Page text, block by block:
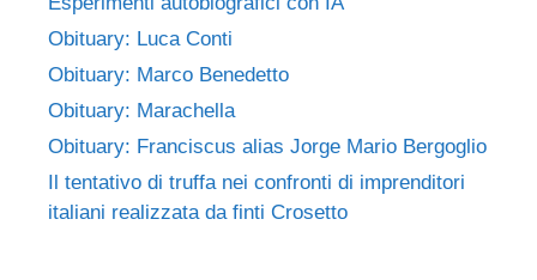
Obituary: Luca Conti
Obituary: Marco Benedetto
Obituary: Marachella
Obituary: Franciscus alias Jorge Mario Bergoglio
Il tentativo di truffa nei confronti di imprenditori
italiani realizzata da finti Crosetto